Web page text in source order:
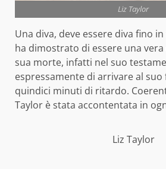
Liz Taylor
Una diva, deve essere diva fino
ha dimostrato di essere una
sua morte, infatti nel suo
espressamente di arrivare al suo
quindici minuti di ritardo.
Taylor è stata accontentata in
Liz Taylor